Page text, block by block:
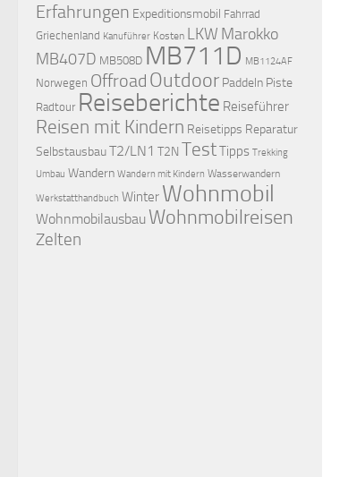
Erfahrungen Expeditionsmobil Fahrrad
Griechenland Kanuführer Kosten LKW Marokko
MB407D MB508D MB711D MB1124AF
Norwegen Offroad Outdoor Paddeln Piste
Radtour Reiseberichte Reiseführer
Reisen mit Kindern Reisetipps Reparatur
SelbstausbauT2/LN1 T2N TestTipps Trekking
Umbau Wandern Wandern mit Kindern Wasserwandern
Werkstatthandbuch Winter Wohnmobil
Wohnmobilausbau Wohnmobilreisen
Zelten